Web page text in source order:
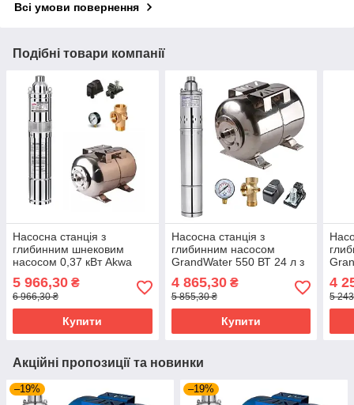
Всі умови повернення
Подібні товари компанії
Насосна станція з
глибинним шнековим
насосом 0,37 кВт Akwa
нержавійки Poland
5 966,30 ₴
6 966,30 ₴
Купити
Насосна станція з
глибинним насосом
GrandWater 550 ВТ 24 л з
(H=50m)
4 865,30₴
5 855,30 ₴
Купити
4
5
Акційні пропозиції та новинки
–19% –19%